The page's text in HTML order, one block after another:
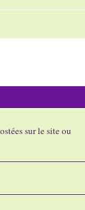
sur le site ou